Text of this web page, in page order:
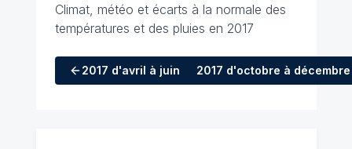
Climat, météo et écarts à la normale des
températures et des pluies en 2017
2017 d'avril à juin 2017 d'octobre à décembre